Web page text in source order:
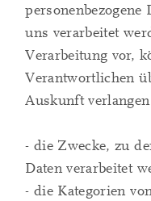
personenbezogene
uns verarbeitet
Verarbeitung vor,
Verantwortlichen
Auskunft
- die Zwecke, zu
Daten verarbeitet
- die Kategorien